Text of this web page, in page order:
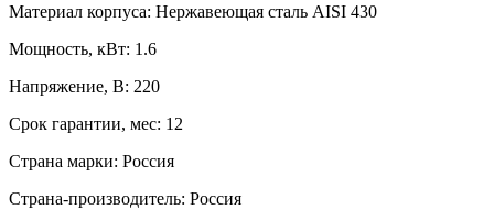
Материал корпуса: Нержавеющая сталь AISI 430
Мощность, кВт: 1.6
Напряжение, В: 220
Срок гарантии, мес: 12
Страна марки: Россия
Страна-производитель: Россия